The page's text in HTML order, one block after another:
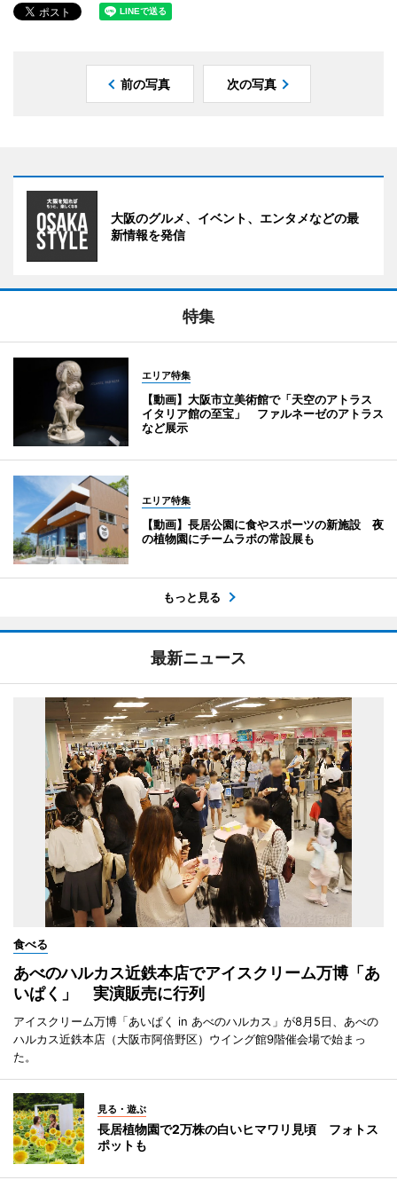
前の写真 次の写真
大阪のグルメ、イベント、エンタメなどの最
新情報を発信
特集
エリア特集
【動画】大阪市立美術館で「天空のアトラス
イタリア館の至宝」 ファルネーゼのアトラス
など展示
エリア特集
【動画】長居公園に食やスポーツの新施設 夜
の植物園にチームラボの常設展も
もっと見る
最新ニュース
食べる
あべのハルカス近鉄本店でアイスクリーム万博「あ
いぱく」 実演販売に行列
アイスクリーム万博「あいぱく in あべのハルカス」が8月5日、あべの
ハルカス近鉄本店（大阪市阿倍野区）ウイング館9階催会場で始まっ
た。
見る・遊ぶ
長居植物園で2万株の白いヒマワリ見頃 フォトス
ポットも